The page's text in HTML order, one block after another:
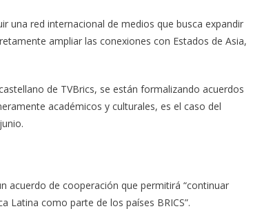
una red internacional de medios que busca expandir
ampliar las conexiones con Estados de Asia,
de TVBrics, se están formalizando acuerdos
académicos y culturales, es el caso del
acuerdo de cooperación que permitirá “continuar
Latina como parte de los países BRICS”.